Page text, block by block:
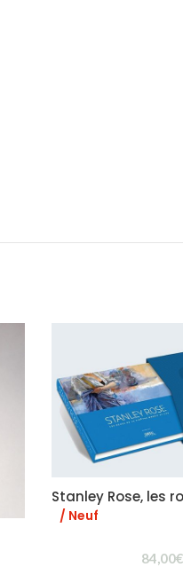
Stanley Rose, les
/ Neuf
84,00€